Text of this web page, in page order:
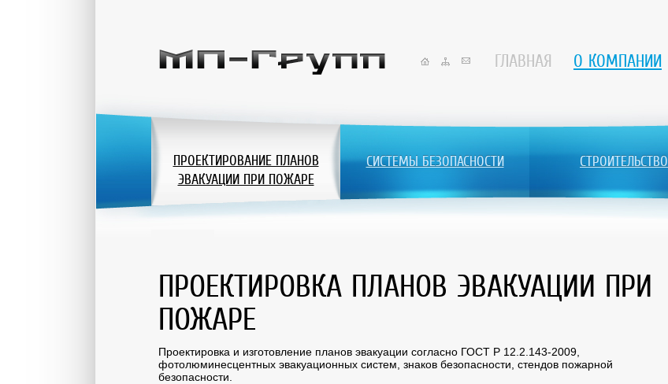
ГЛАВНАЯ О КОМПАНИИ
ПРОЕКТИРОВАНИЕ ПЛАНОВ
ЭВАКУАЦИИ ПРИ ПОЖАРЕ
СИСТЕМЫ БЕЗОПАСНОСТИ СТРОИТЕЛЬСТВО
ПРОЕКТИРОВКА ПЛАНОВ ЭВАКУАЦИИ ПРИ
ПОЖАРЕ
Проектировка и изготовление планов эвакуации согласно ГОСТ Р 12.2.143-2009,
фотолюминесцентных эвакуационных систем, знаков безопасности, стендов пожарной
безопасности.